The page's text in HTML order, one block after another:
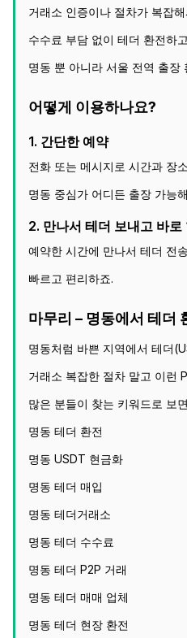
거래소 인증이나 절차가 복잡
수수료 부담 없이 테더 환전하
명동 뿐 아니라 서울 전역 출장
어떻게 이용하나요?
1. 간단한 예약
전화 또는 메시지로 시간과 장
명동 중심가 어디든 출장 가능
2. 만나서 테더 보내고 바로
예약한 시간에 만나서 테더 전
빠르고 편리하죠.
마무리 – 명동에서 테더
명동처럼 바쁜 지역에서 테더
거래소 복잡한 절차 말고 이런
많은 분들이 찾는 키워드로 보
명동 테더 환전
명동 USDT 현금화
명동 테더 매입
명동 테더거래소
명동 테더 수수료
명동 테더 P2P 거래
명동 테더 매매 업체
명동 테더 현장 환전